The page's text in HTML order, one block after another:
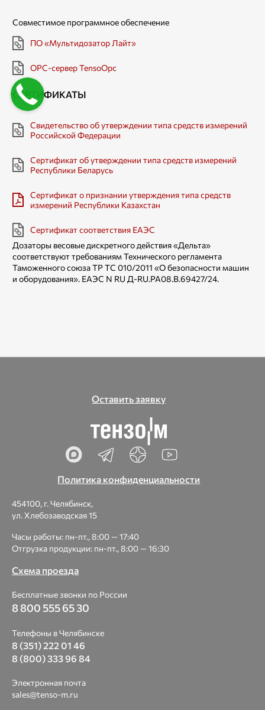
Совместимое программное обеспечение
ПО «Мультидозатор Лайт»
OPC-сервер TensoOpc
СЕРТИФИКАТЫ
Свидетельство об утверждении типа средств измерений
Российской Федерации
Сертификат об утверждении типа средств измерений
Республики Беларусь
Сертификат о признании утверждения типа средств
измерений Республики Казахстан
Сертификат соответствия ЕАЭС
Дозаторы весовые дискретного действия «Дельта»
соответствуют требованиям Технического регламента
Таможенного союза TP ТС 010/2011 «О безопасности машин
и оборудования». ЕАЭС N RU Д-RU.РА08.В.69427/24.
Оставить заявку
Политика конфиденциальности
454100, г. Челябинск,
ул. Хлебозаводская 15
Часы работы: пн-пт., 8:00 — 17:40
Отгрузка продукции: пн-пт., 8:00 — 16:30
Схема проезда
Бесплатные звонки по России
8 800 555 65 30
Телефоны в Челябинске
8 (351) 222 01 46
8 (800) 333 96 84
Электронная почта
sales@tenso-m.ru